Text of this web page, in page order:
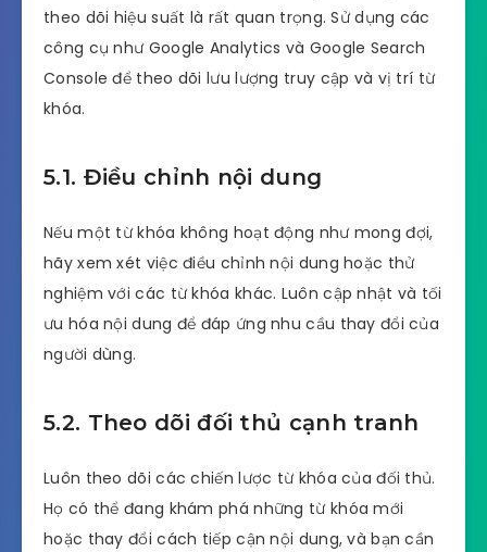
theo dõi hiệu suất là rất quan trọng. Sử dụng các
công cụ như Google Analytics và Google Search
Console để theo dõi lưu lượng truy cập và vị trí từ
khóa.
5.1. Điều chỉnh nội dung
Nếu một từ khóa không hoạt động như mong đợi,
hãy xem xét việc điều chỉnh nội dung hoặc thử
nghiệm với các từ khóa khác. Luôn cập nhật và tối
ưu hóa nội dung để đáp ứng nhu cầu thay đổi của
người dùng.
5.2. Theo dõi đối thủ cạnh tranh
Luôn theo dõi các chiến lược từ khóa của đối thủ.
Họ có thể đang khám phá những từ khóa mới
hoặc thay đổi cách tiếp cận nội dung, và bạn cần